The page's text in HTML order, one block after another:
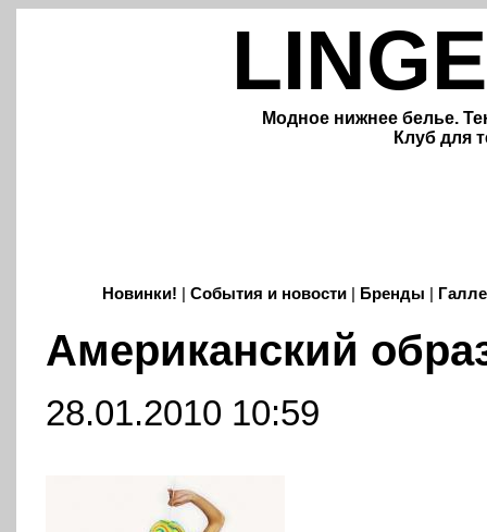
Модное нижнее белье.
Клуб для
Новинки! События и новости| Бренды
Американский
28.01.2010 10:59